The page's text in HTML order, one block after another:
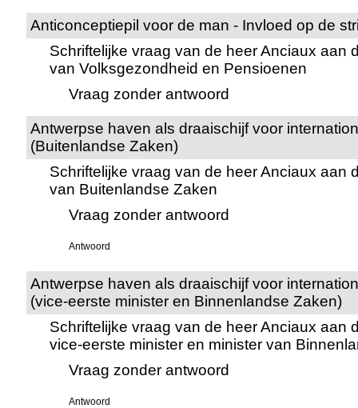
Anticonceptiepil voor de man - Invloed op de
Schriftelijke vraag van de heer Anciaux aan
van Volksgezondheid en Pensioenen
Vraag zonder antwoord
Antwerpse haven als draaischijf voor
(Buitenlandse Zaken)
Schriftelijke vraag van de heer Anciaux aan
van Buitenlandse Zaken
Vraag zonder antwoord
Antwoord
Antwerpse haven als draaischijf voor
(vice-eerste minister en Binnenlandse Zaken)
Schriftelijke vraag van de heer Anciaux aan
vice-eerste minister en minister van
Vraag zonder antwoord
Antwoord